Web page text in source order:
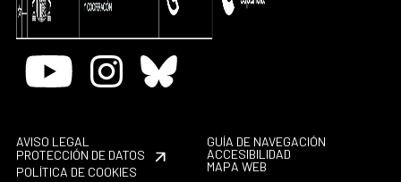
Youtube InstagramBluesky
AVISO LEGAL
PROTECCIÓN DE DATOS
POLÍTICA DE COOKIES
GUÍA DE NAVEGACIÓN
ACCESIBILIDAD
MAPA WEB